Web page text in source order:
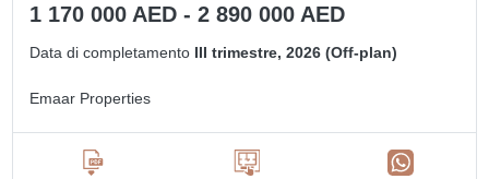
1 170 000 AED - 2 890 000 AED
Data di completamento III trimestre, 2026 (Off-plan)
Emaar Properties